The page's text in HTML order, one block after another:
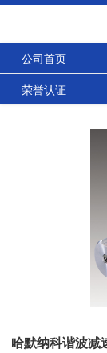
公司首页
荣誉认证
哈默纳科谐波减